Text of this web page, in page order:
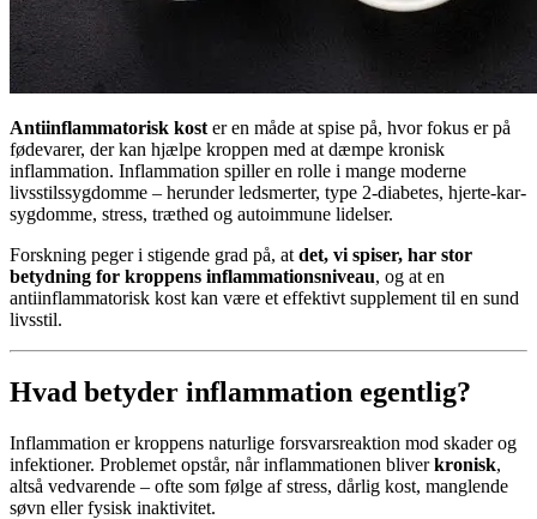
Antiinflammatorisk kost er en måde at spise på, hvor fokus er på
fødevarer, der kan hjælpe kroppen med at dæmpe kronisk
inflammation. Inflammation spiller en rolle i mange moderne
livsstilssygdomme – herunder ledsmerter, type 2-diabetes, hjerte-kar-
sygdomme, stress, træthed og autoimmune lidelser.
Forskning peger i stigende grad på, at det, vi spiser, har stor
betydning for kroppens inflammationsniveau, og at en
antiinflammatorisk kost kan være et effektivt supplement til en sund
livsstil.
Hvad betyder inflammation egentlig?
Inflammation er kroppens naturlige forsvarsreaktion mod skader og
infektioner. Problemet opstår, når inflammationen bliverkronisk,
altså vedvarende – ofte som følge af stress, dårlig kost, manglende
søvn eller fysisk inaktivitet.